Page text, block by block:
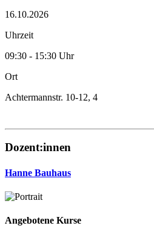
16.10.2026
Uhrzeit
09:30 - 15:30 Uhr
Ort
Achtermannstr. 10-12, 4
Dozent:innen
Hanne Bauhaus
Angebotene Kurse